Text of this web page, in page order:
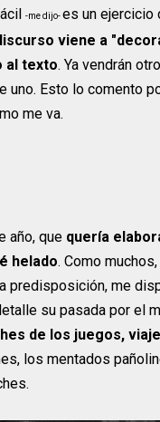
-me dijo-es un ejercicio
viene a
al texto. Ya vendrán
Esto lo comento
me va.
año, que quería
helado. Como
predisposición, me
su pasada por el
de los juegos,
los mentados